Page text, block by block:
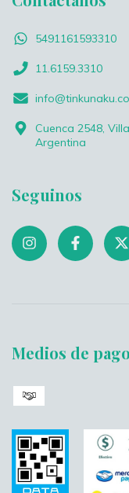
5491161593310
11.6159.3310
Cuenca 2548,
Argentina
Seguinos
Medios de pago